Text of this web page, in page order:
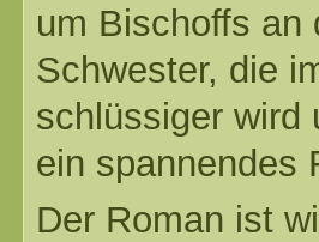
um Bischoffs an
Schwester, die
schlüssiger wird
ein spannendes
Der Roman ist